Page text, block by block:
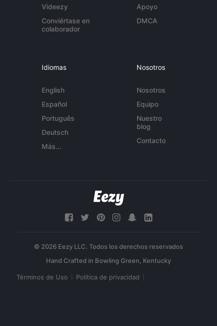
Videezy
Conviértase en
colaborador
Apoyo
DMCA
Idiomas
English
Español
Português
Deutsch
Más...
Nosotros
Nosotros
Equipo
Nuestro
blog
Contacto
© 2026 Eezy LLC. Todos los derechos reservados
Términos de Uso Política de privacidad